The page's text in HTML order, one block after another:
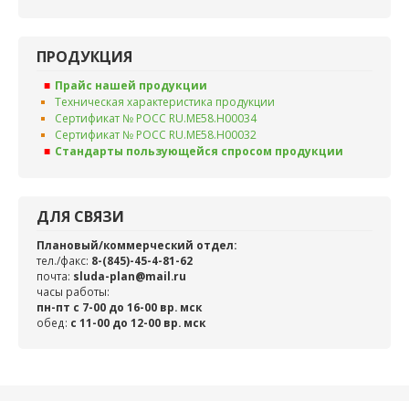
ПРОДУКЦИЯ
Прайс нашей продукции
Техническая характеристика продукции
Сертификат № РОСС RU.ME58.H00034
Сертификат № РОСС RU.ME58.H00032
Стандарты пользующейся спросом продукции
ДЛЯ СВЯЗИ
Плановый/коммерческий отдел:
тел./факс: 8-(845)-45-4-81-62
почта: sluda-plan@mail.ru
часы работы:
пн-пт с 7-00 до 16-00 вр. мск
обед: c 11-00 до 12-00 вр. мск